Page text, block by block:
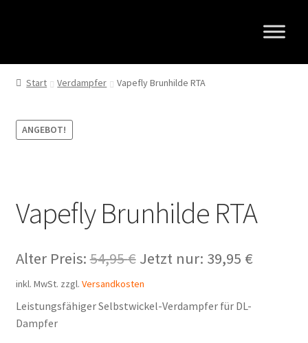
Start Verdampfer Vapefly Brunhilde RTA
ANGEBOT!
Vapefly Brunhilde RTA
Alter Preis: 54,95€ Ursprünglicher
Preis
war:
Jetzt nur: 39,95 €
inkl. MwSt. zzgl. Versandkosten
Leistungsfähiger Selbstwickel-Verdampfer für DL-
Dampfer